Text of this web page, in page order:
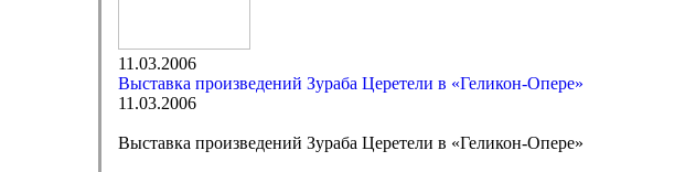
11.03.2006
Выставка произведений Зураба Церетели в «Геликон-Опере»
11.03.2006
Выставка произведений Зураба Церетели в «Геликон-Опере»